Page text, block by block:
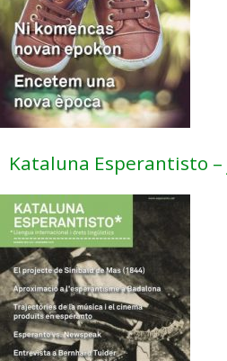
Kataluna Esperantisto –